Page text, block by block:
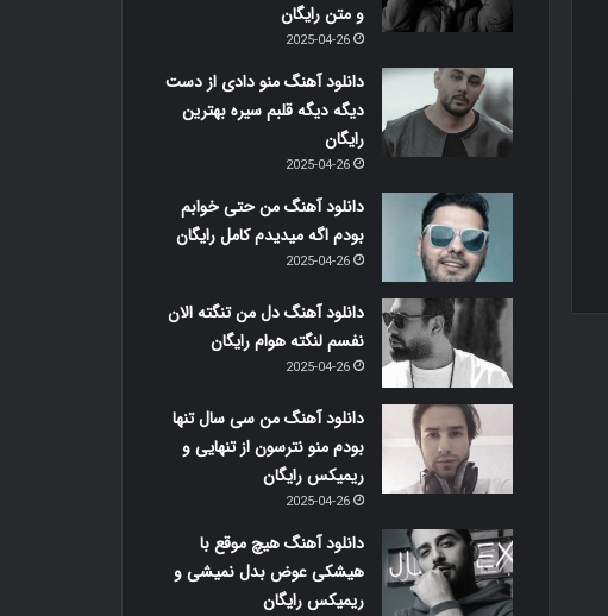
و متن رایگان
2025-04-26
دانلود آهنگ منو دادی از دست
دیگه دیگه قلبم سیره بهترین
رایگان
2025-04-26
دانلود آهنگ من حتی خوابم
بودم اگه میدیدم کامل رایگان
2025-04-26
دانلود آهنگ دل من تنگته الان
نفسم لنگته هوام رایگان
2025-04-26
دانلود آهنگ من سی سال تنها
بودم منو نترسون از تنهایی و
ریمیکس رایگان
2025-04-26
دانلود آهنگ هیچ موقع با
هیشکی عوض بدل نمیشی و
ریمیکس رایگان